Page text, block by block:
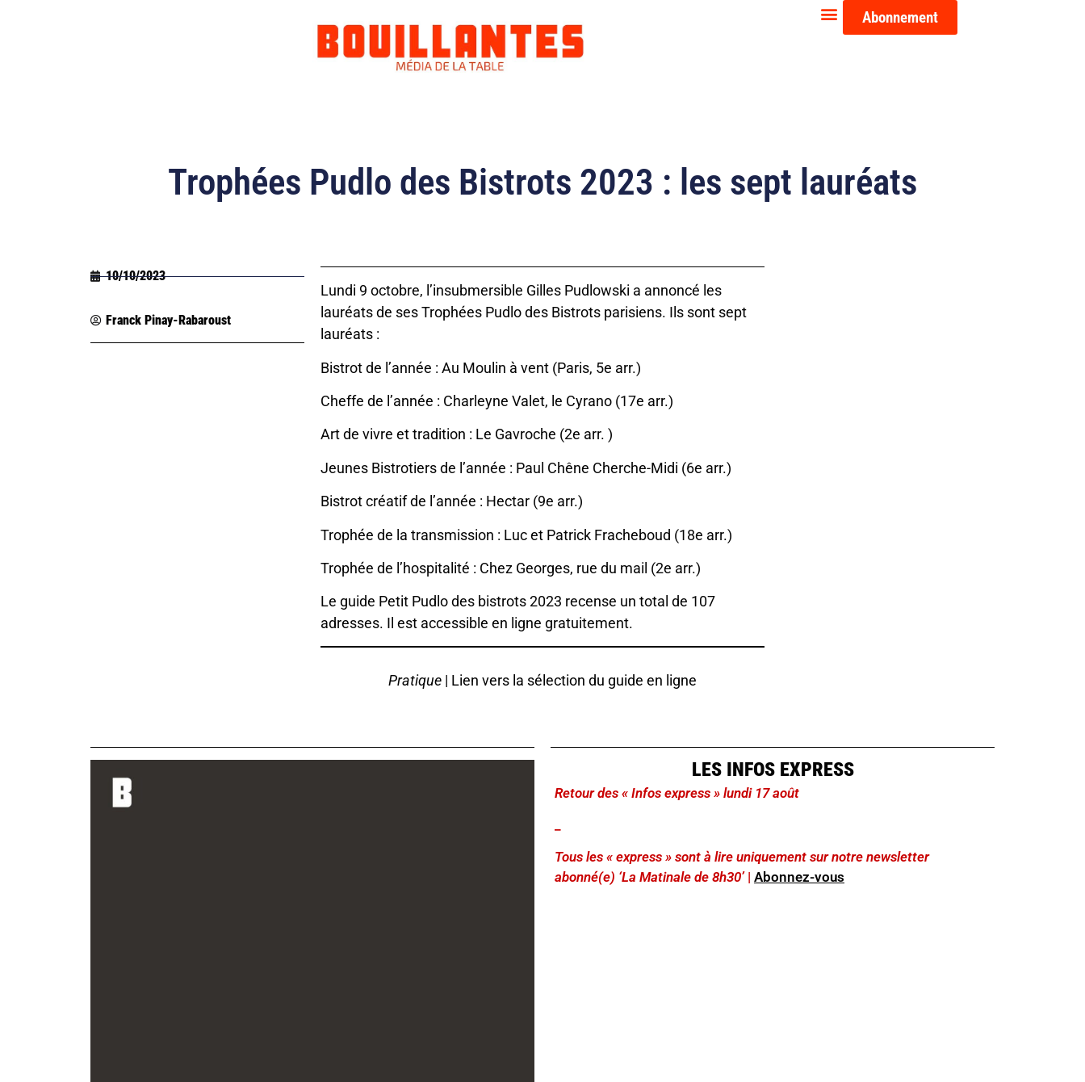
Abonnement
Trophées Pudlo des Bistrots 2023 : les sept lauréats
10/10/2023
Franck Pinay-Rabaroust
Lundi 9 octobre, l’insubmersible Gilles Pudlowski a annoncé les
lauréats de ses Trophées Pudlo des Bistrots parisiens. Ils sont sept
lauréats :
Bistrot de l’année : Au Moulin à vent (Paris, 5e arr.)
Cheffe de l’année : Charleyne Valet, le Cyrano (17e arr.)
Art de vivre et tradition : Le Gavroche (2e arr. )
Jeunes Bistrotiers de l’année : Paul Chêne Cherche-Midi (6e arr.)
Bistrot créatif de l’année : Hectar (9e arr.)
Trophée de la transmission : Luc et Patrick Fracheboud (18e arr.)
Trophée de l’hospitalité : Chez Georges, rue du mail (2e arr.)
Le guide Petit Pudlo des bistrots 2023 recense un total de 107
adresses. Il est accessible en ligne gratuitement.
Pratique | Lien vers la sélection du guide en ligne
LES INFOS EXPRESS
Retour des « Infos express » lundi 17 août
Tous les « express » sont à lire uniquement sur notre newsletter
abonné(e) ‘La Matinale de 8h30’ | Abonnez-vous